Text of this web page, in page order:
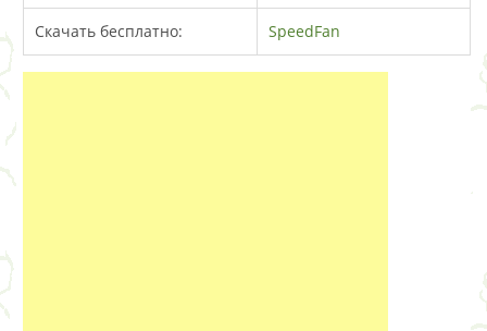
Скачать бесплатно: SpeedFan